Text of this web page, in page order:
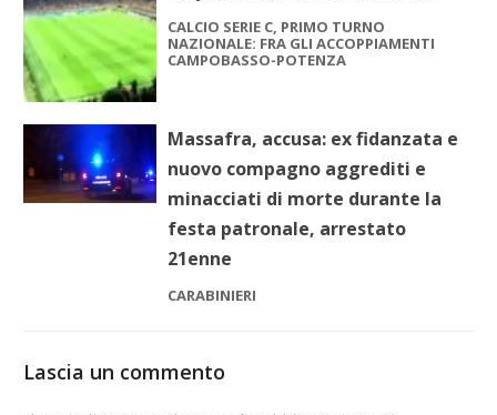
CALCIO SERIE C, PRIMO TURNO
NAZIONALE: FRA GLI ACCOPPIAMENTI
CAMPOBASSO-POTENZA
Massafra, accusa: ex fidanzata e
nuovo compagno aggrediti e
minacciati di morte durante la
festa patronale, arrestato
21enne
CARABINIERI
Lascia un commento